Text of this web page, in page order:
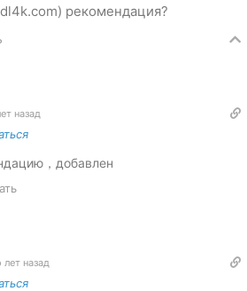
рекомендация?
назад
，добавлен
назад